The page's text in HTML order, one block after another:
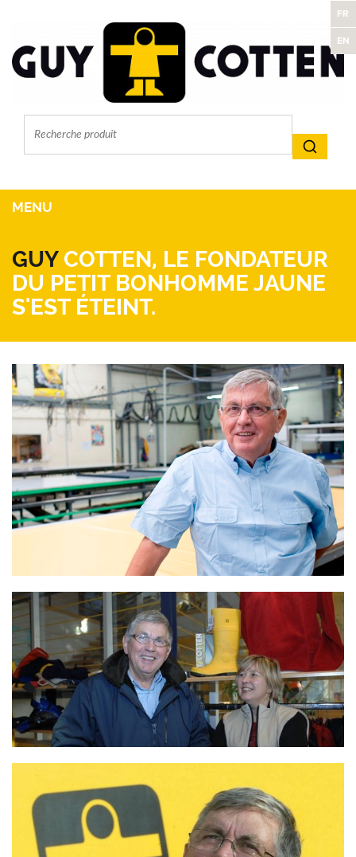
FR
EN
MENU
GUYCOTTEN, LE FONDATEUR
DU PETIT BONHOMME JAUNE
S'EST ÉTEINT.